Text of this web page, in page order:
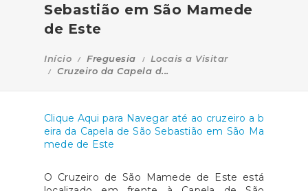
Sebastião em São Mamede
de Este
Início Freguesia
Locais a Visitar
Cruzeiro da Capela d...
Clique Aqui para Navegar até ao cruzeiro a b
eira da Capela de São Sebastião em São Ma
mede de Este
O Cruzeiro de São Mamede de Este está